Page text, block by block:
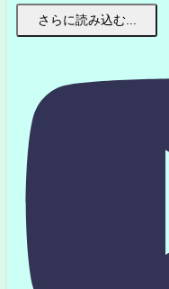
さらに読み込む...